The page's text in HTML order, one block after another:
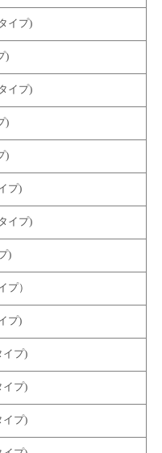
イプ)
)
イプ)
)
)
プ)
イプ)
)
プ）
プ)
イプ)
イプ)
イプ)